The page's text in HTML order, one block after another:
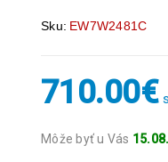
Sku: EW7W2481C
710.00€
Môže byť u Vás 15.08.